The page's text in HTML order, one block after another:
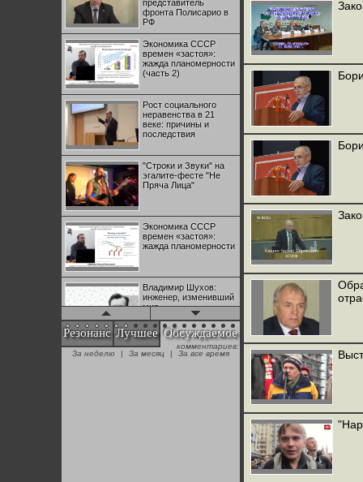
представитель
фронта Полисарио в
РФ
Экономика СССР
времен «застоя»:
жажда планомерности
(часть 2)
Рост социального
неравенства в 21
веке: причины и
последствия
"Строки и Звуки" на
эгалите-фесте "Не
Пряча Лица"
Экономика СССР
времен «застоя»:
жажда планомерности
Владимир Шухов:
инженер, изменивший
мир
"Аркадий Коц" на
эгалите-фесте "Не
Резонанс Лучшее Обсуждаемое
комментариев:
За неделю
| За месяц | За все время